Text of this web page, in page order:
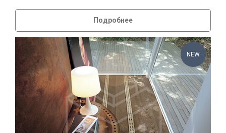
Подробнее
NEW